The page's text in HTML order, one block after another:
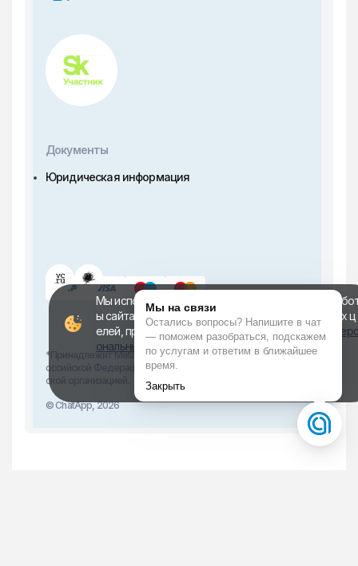
Мы используем файлы cookie для корректной
ы сайта, персонализации пользователей и других ц
елей, предусмотренных
политикой обработки перс
ональных данных
Документы
Юридическая информация
© ChatApp, 2026
*Принадлежит Meta, признанной в Р
оссийской Федерации экстремист
ской организацией.